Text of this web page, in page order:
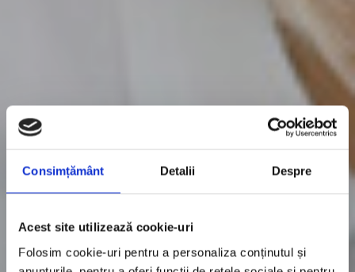
Consimțământ Detalii Despre
Acest site utilizează cookie-uri
Folosim cookie-uri pentru a personaliza conținutul și